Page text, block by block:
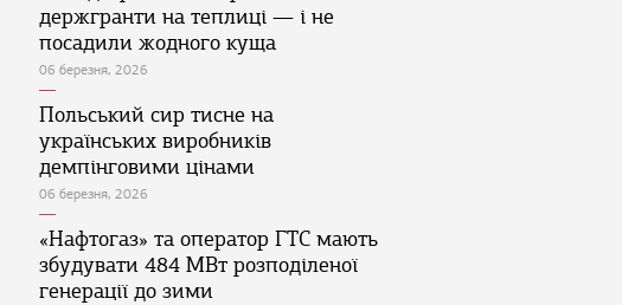
держгранти на теплиці — і не
посадили жодного куща
06 березня, 2026
Польський сир тисне на
українських виробників
демпінговими цінами
06 березня, 2026
«Нафтогаз» та оператор ГТС мають
збудувати 484 МВт розподіленої
генерації до зими